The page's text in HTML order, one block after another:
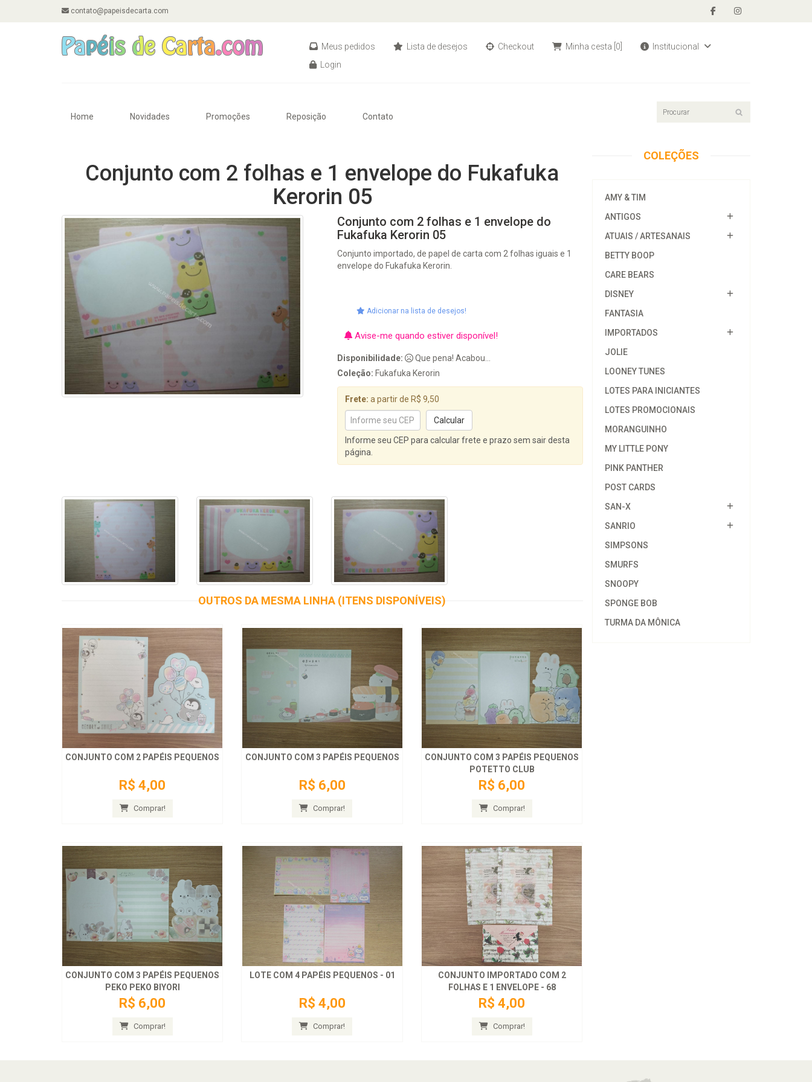
contato@papeisdecarta.com
Meus pedidos Lista de desejos Checkout Minha cesta [0]
Institucional
Login
Home Novidades Promoções Reposição Contato
Conjunto com 2 folhas e 1 envelope do Fukafuka
Kerorin 05
Conjunto com 2 folhas e 1 envelope do
Fukafuka Kerorin 05
Conjunto importado, de papel de carta com 2 folhas iguais e 1
envelope do Fukafuka Kerorin.
Adicionar na lista de desejos!
Avise-me quando estiver disponível!
Disponibilidade:
Que pena! Acabou...
Coleção: Fukafuka Kerorin
Frete: a partir de R$ 9,50
Informe seu CEP para calcular frete e prazo sem sair desta
página.
OUTROS DA MESMA LINHA (ITENS DISPONÍVEIS)
CONJUNTO COM 2 PAPÉIS PEQUENOS
R$ 4,00
Comprar!
CONJUNTO COM 3 PAPÉIS PEQUENOS
R$ 6,00
Comprar!
CONJUNTO COM 3 PAPÉIS PEQUENOS
POTETTO CLUB
R$ 6,00
Comprar!
CONJUNTO COM 3 PAPÉIS PEQUENOS
PEKO PEKO BIYORI
R$ 6,00
Comprar!
LOTE COM 4 PAPÉIS PEQUENOS - 01
R$ 4,00
Comprar!
CONJUNTO IMPORTADO COM 2
FOLHAS E 1 ENVELOPE - 68
R$ 4,00
Comprar!
COLEÇÕES
AMY & TIM
ANTIGOS
ATUAIS / ARTESANAIS
BETTY BOOP
CARE BEARS
DISNEY
FANTASIA
IMPORTADOS
JOLIE
LOONEY TUNES
LOTES PARA INICIANTES
LOTES PROMOCIONAIS
MORANGUINHO
MY LITTLE PONY
PINK PANTHER
POST CARDS
SAN-X
SANRIO
SIMPSONS
SMURFS
SNOOPY
SPONGE BOB
TURMA DA MÔNICA